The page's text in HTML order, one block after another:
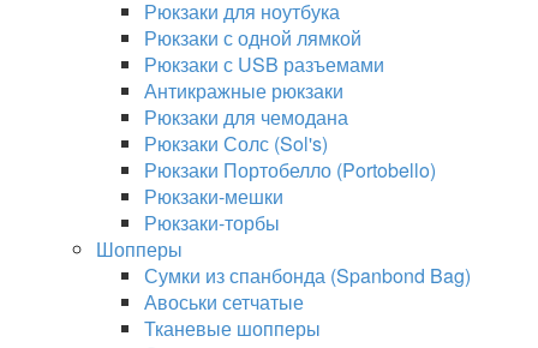
Рюкзаки для ноутбука
Рюкзаки с одной лямкой
Рюкзаки с USB разъемами
Антикражные рюкзаки
Рюкзаки для чемодана
Рюкзаки Солс (Sol's)
Рюкзаки Портобелло (Portobello)
Рюкзаки-мешки
Рюкзаки-торбы
Шопперы
Сумки из спанбонда (Spanbond Bag)
Авоськи сетчатые
Тканевые шопперы